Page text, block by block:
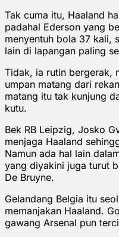
Tak cuma itu, Haaland
padahal Ederson yang
menyentuh bola 37 kali,
lain di lapangan paling
Tidak, ia rutin bergerak,
umpan matang dari
matang itu tak kunjung
kutu.
Bek RB Leipzig, Josko
menjaga Haaland
Namun ada hal lain
yang diyakini juga turut
De Bruyne.
Gelandang Belgia itu
memanjakan Haaland.
gawang Arsenal pun